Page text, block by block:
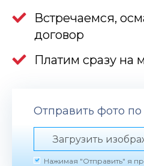
Встречаемся,
договор
Платим сразу на
Отправить фото
Загрузить
Нажимая "Отправить" я